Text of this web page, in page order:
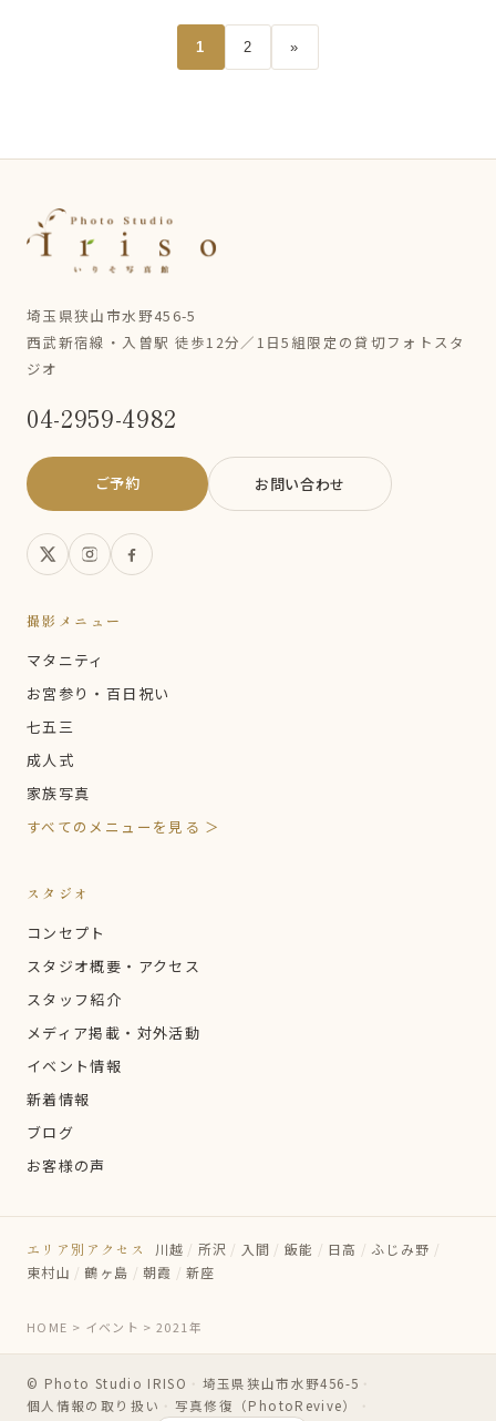
1 2 »
埼玉県狭山市水野456-5
西武新宿線・入曽駅 徒歩12分／1日5組限定の貸切フォトスタ
ジオ
04-2959-4982
ご予約 お問い合わせ
撮影メニュー
マタニティ
お宮参り・百日祝い
七五三
成人式
家族写真
すべてのメニューを見る ＞
スタジオ
コンセプト
スタジオ概要・アクセス
スタッフ紹介
メディア掲載・対外活動
イベント情報
新着情報
ブログ
お客様の声
エリア別アクセス 川越 / 所沢 / 入間 / 飯能 / 日高 / ふじみ野 /
東村山 / 鶴ヶ島 / 朝霞 / 新座
HOME > イベント >2021年
© Photo Studio IRISO ・ 埼玉県狭山市水野456-5 ・
個人情報の取り扱い ・ 写真修復（PhotoRevive） ・